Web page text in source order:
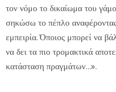
τον νόμο το δικαίωμα του
σηκώσω το πέπλο
εμπειρία. Όποιος μπορεί να
να δει τα πιο τρομακτικά
κατάσταση πραγμάτων...».